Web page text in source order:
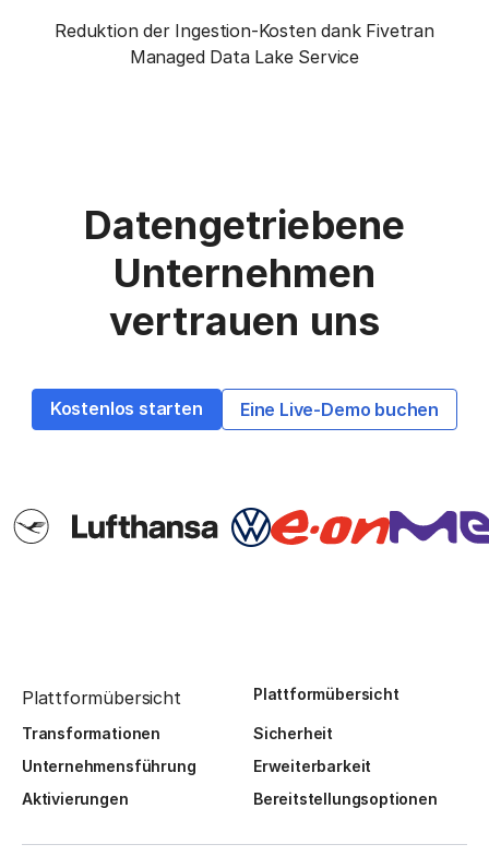
Reduktion der Ingestion-Kosten dank Fivetran
Managed Data Lake Service
Datengetriebene
Unternehmen
vertrauen uns
Kostenlos starten Eine Live-Demo buchen
Plattformübersicht Plattformübersicht
Transformationen
Sicherheit
Unternehmensführung
Erweiterbarkeit
Aktivierungen
Bereitstellungsoptionen